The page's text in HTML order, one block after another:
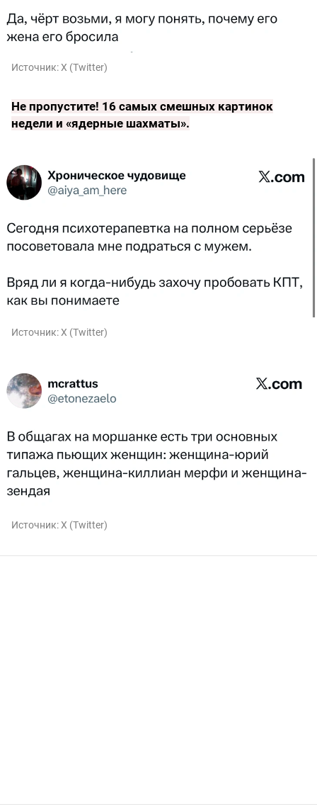
Источник:X (Twitter)
Не пропустите! 16 самых смешных картинок
недели и «ядерные шахматы».
Источник:X (Twitter)
Источник:X (Twitter)